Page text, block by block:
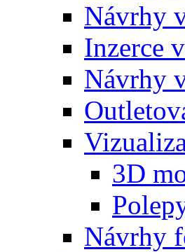
Návrhy
Inzerce
Návrhy
3D
Návrhy